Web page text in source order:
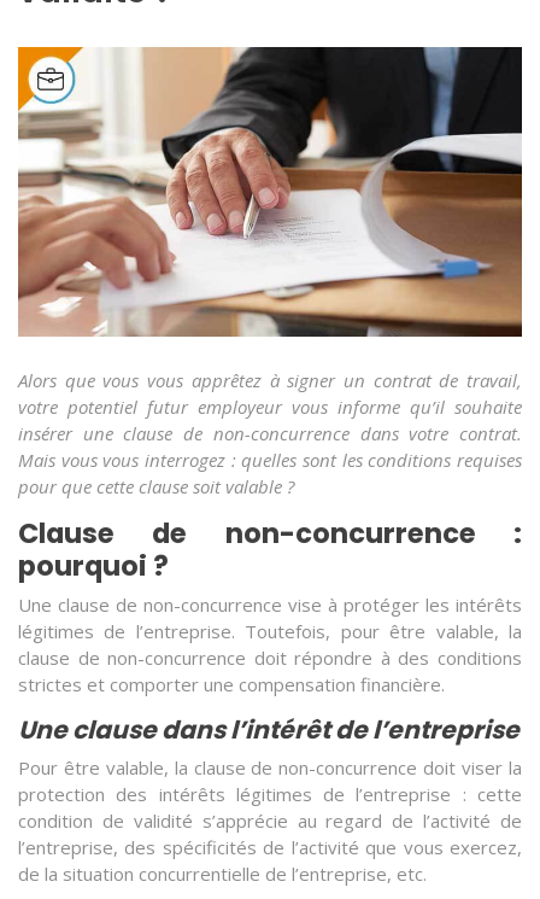
Alors que vous vous apprêtez à signer un contrat de travail,
votre potentiel futur employeur vous informe qu’il souhaite
insérer une clause de non-concurrence dans votre contrat.
Mais vous vous interrogez : quelles sont les conditions requises
pour que cette clause soit valable ?
Clause de non-concurrence :
pourquoi ?
Une clause de non-concurrence vise à protéger les intérêts
légitimes de l’entreprise. Toutefois, pour être valable, la
clause de non-concurrence doit répondre à des conditions
strictes et comporter une compensation financière.
Une clause dans l’intérêt de l’entreprise
Pour être valable, la clause de non-concurrence doit viser la
protection des intérêts légitimes de l’entreprise : cette
condition de validité s’apprécie au regard de l’activité de
l’entreprise, des spécificités de l’activité que vous exercez,
de la situation concurrentielle de l’entreprise, etc.